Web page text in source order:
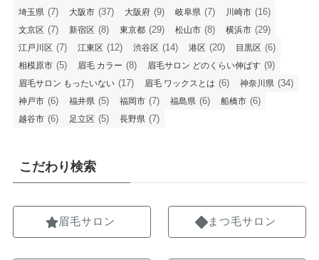
埼玉県 (7) 大阪市 (37) 大阪府 (9) 岐阜県 (7) 川崎市 (16)
文京区 (7) 新宿区 (8) 東京都 (29) 松山市 (8) 横浜市 (29)
江戸川区 (7) 江東区 (12) 渋谷区 (14) 港区 (20) 目黒区 (6)
相模原市 (5) 眉毛 カラー (8) 眉毛サロン どのくらい伸ばす (9)
眉毛サロン もったいない (17) 眉毛 ワックスとは (6) 神奈川県 (34)
神戸市 (6) 福井県 (5) 福岡市 (7) 福島県 (6) 船橋市 (6)
越谷市 (6) 足立区 (5) 長野県 (7)
こだわり検索
眉毛サロン まつ毛サロン